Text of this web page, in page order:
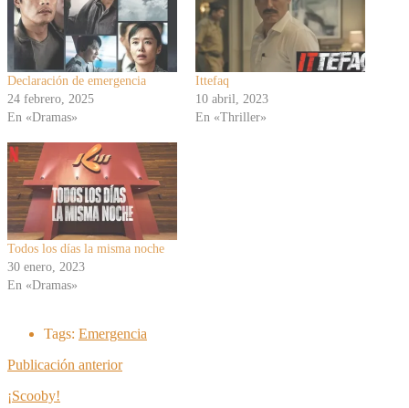
Declaración de emergencia
24 febrero, 2025
En «Dramas»
Ittefaq
10 abril, 2023
En «Thriller»
Todos los días la misma noche
30 enero, 2023
En «Dramas»
Tags: Emergencia
Publicación anterior
¡Scooby!